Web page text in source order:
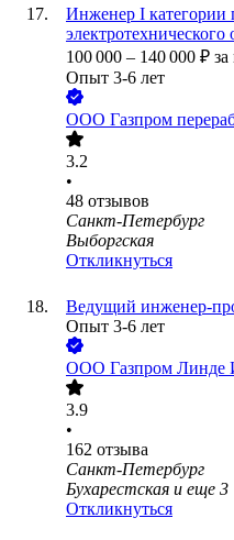
Инженер I категории
электротехнического
100 000 – 140 000 ₽ за
Опыт 3-6 лет
ООО Газпром
3.2
•
48 отзывов
Санкт-Петербург
Выборгская
Откликнуться
Ведущий инженер-
Опыт 3-6 лет
ООО Газпром
3.9
•
162 отзыва
Санкт-Петербург
Бухарестская и еще 3
Откликнуться